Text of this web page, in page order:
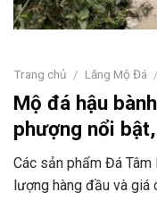
Trang chủ / Lăng Mộ Đá /
Mộ đá hậu
phượng nổi
Các sản phẩm Đá
lượng hàng đầu và giá